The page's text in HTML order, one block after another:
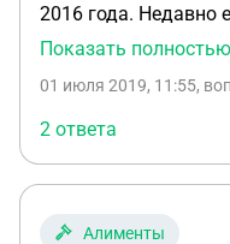
2016 года. Недавно
алименты за
начисление
будет выплатить?
Показать полностью
01 июля 2019, 11:55,
2 ответа
Алименты